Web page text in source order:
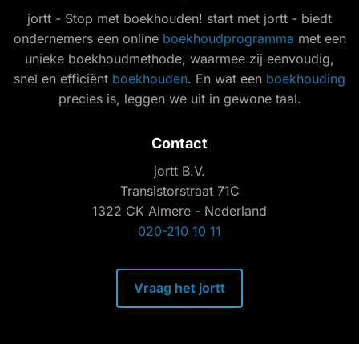
jortt - Stop met boekhouden! start met jortt - biedt
ondernemers een online boekhoudprogramma met een
unieke boekhoudmethode, waarmee zij eenvoudig,
snel en efficiënt boekhouden. En wat een boekhouding
precies is, leggen we uit in gewone taal.
Contact
jortt B.V.
Transistorstraat 71C
1322 CK Almere - Nederland
020-210 10 11
Vraag het jortt